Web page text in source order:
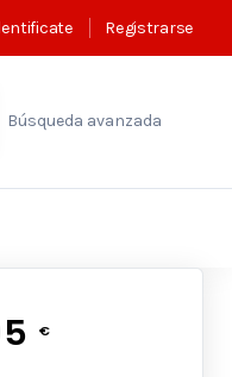
Registrarse
Búsqueda avanzada
€